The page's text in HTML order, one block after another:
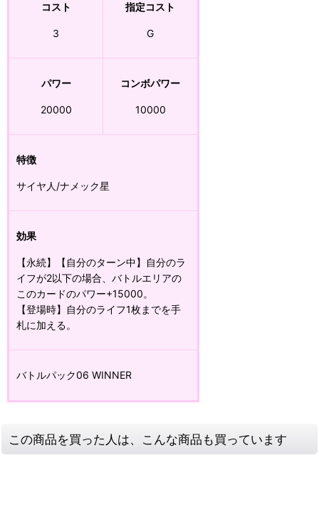
コスト
3
指定コスト
G
パワー
20000
コンボパワー
10000
特徴
サイヤ人/ナメック星
効果
【永続】【自分のターン中】自分のラ
イフが2以下の場合、バトルエリアの
このカードのパワー+15000。
【登場時】自分のライフ1枚までを手
札に加える。
バトルパック06 WINNER
この商品を買った人は、こんな商品も買っています